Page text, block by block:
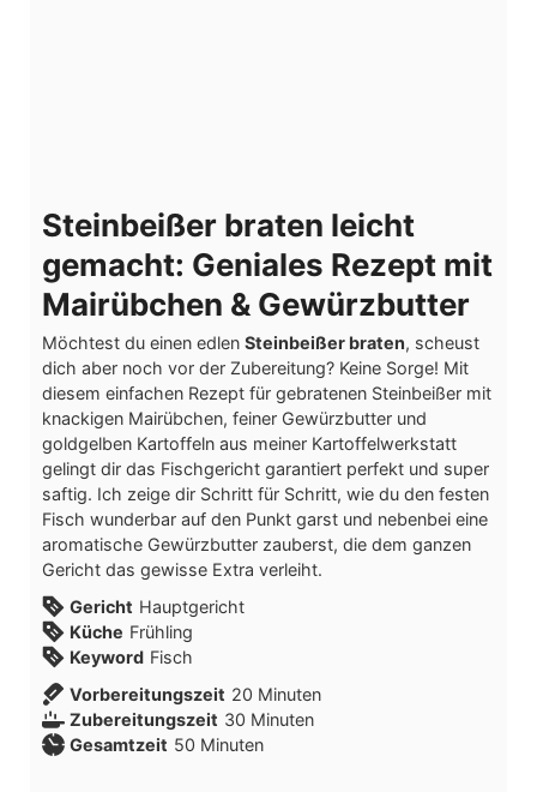
Steinbeißer braten leicht
gemacht: Geniales Rezept mit
Mairübchen & Gewürzbutter
Möchtest du einen edlen Steinbeißer braten, scheust
dich aber noch vor der Zubereitung? Keine Sorge! Mit
diesem einfachen Rezept für gebratenen Steinbeißer mit
knackigen Mairübchen, feiner Gewürzbutter und
goldgelben Kartoffeln aus meiner Kartoffelwerkstatt
gelingt dir das Fischgericht garantiert perfekt und super
saftig. Ich zeige dir Schritt für Schritt, wie du den festen
Fisch wunderbar auf den Punkt garst und nebenbei eine
aromatische Gewürzbutter zauberst, die dem ganzen
Gericht das gewisse Extra verleiht.
Gericht Hauptgericht
Küche Frühling
Keyword Fisch
Vorbereitungszeit 20 Minuten
Zubereitungszeit 30 Minuten
Gesamtzeit 50 Minuten